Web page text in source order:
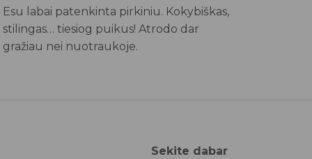
Esu labai patenkinta pirkiniu. Kokybiškas,
stilingas… tiesiog puikus! Atrodo dar
gražiau nei nuotraukoje.
Sekite dabar